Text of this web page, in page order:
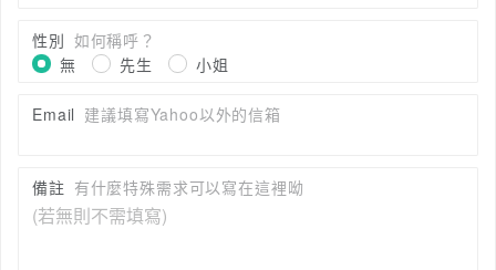
性別 如何稱呼？
無
先生 小姐
Email 建議填寫Yahoo以外的信箱
備註 有什麼特殊需求可以寫在這裡呦